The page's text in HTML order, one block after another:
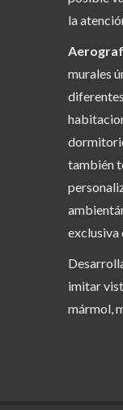
la
murales
también
exclusiva
imitar
mármol,